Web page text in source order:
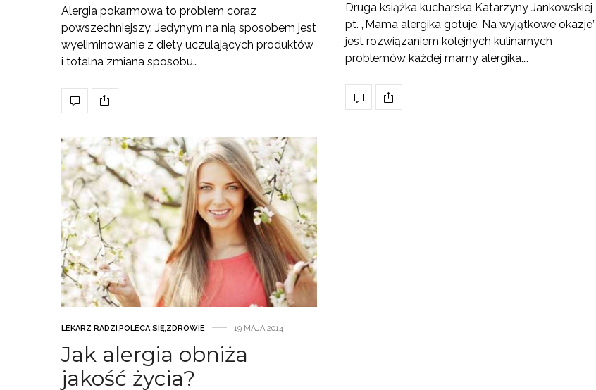
Druga książka kucharska Katarzyny Jankowskiej
pt. „Mama alergika gotuje. Na wyjątkowe okazje”
jest rozwiązaniem kolejnych kulinarnych
problemów każdej mamy alergika.…
Alergia pokarmowa to problem coraz
powszechniejszy. Jedynym na nią sposobem jest
wyeliminowanie z diety uczulających produktów
i totalna zmiana sposobu…
LEKARZ RADZI,POLECA SIĘ,ZDROWIE 19 MAJA 2014
Jak alergia obniża
jakość życia?